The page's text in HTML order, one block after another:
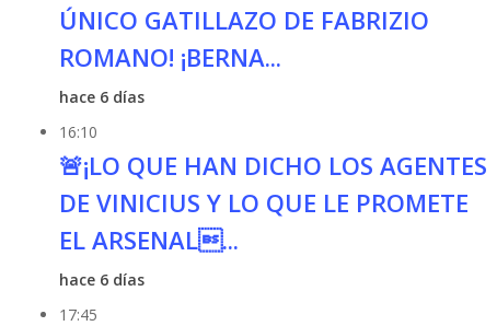
ÚNICO GATILLAZO DE FABRIZIO
ROMANO! ¡BERNA...
hace 6 días
16:10
🚨¡LO QUE HAN DICHO LOS AGENTES
DE VINICIUS Y LO QUE LE PROMETE
EL ARSENAL...
hace 6 días
17:45